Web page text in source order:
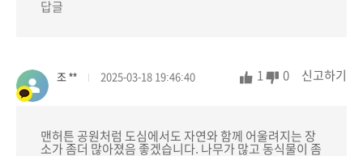
답글
조 ** 2025-03-18 19:46:40 1 0 신고하기
맨허튼 공원처럼 도심에서도 자연와 함께 어울려지는 장
소가 좀더 많아졌음 좋겠습니다. 나무가 많고 동식물이 좀